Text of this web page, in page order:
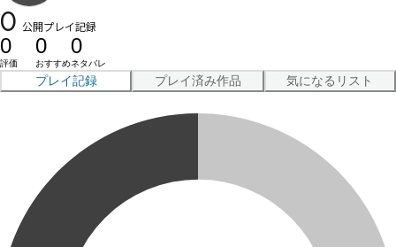
0 公開プレイ記録
0
評価
0
おすすめ
0
ネタバレ
プレイ記録 プレイ済み作品 気になるリスト